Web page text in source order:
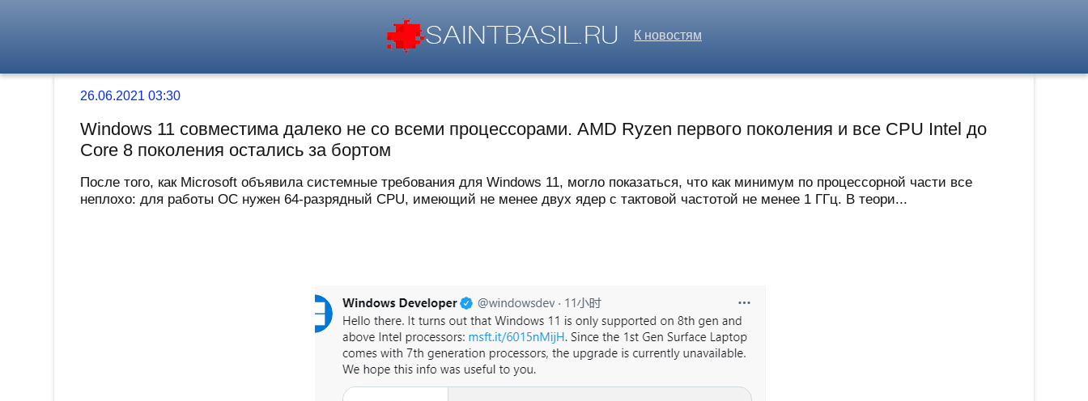
К новостям
26.06.2021 03:30
Windows 11 совместима далеко не со всеми процессорами. AMD Ryzen первого поколения и все CPU Intel до
Core 8 поколения остались за бортом
После того, как Microsoft объявила системные требования для Windows 11, могло показаться, что как минимум по процессорной части все
неплохо: для работы ОС нужен 64-разрядный CPU, имеющий не менее двух ядер с тактовой частотой не менее 1 ГГц. В теори...